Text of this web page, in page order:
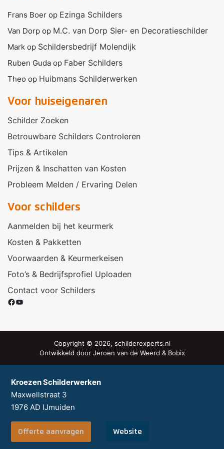
Kroezen Schilderwerken
Maxwellstraat 3
1976 AD IJmuiden
Offerte aanvragen Website
Frans Boer op Ezinga Schilders
Van Dorp op M.C. van Dorp Sier- en Decoratieschilder
Mark op Schildersbedrijf Molendijk
Ruben Guda op Faber Schilders
Theo op Huibmans Schilderwerken
Voor huiseigenaren
Schilder Zoeken
Betrouwbare Schilders Controleren
Tips & Artikelen
Prijzen & Inschatten van Kosten
Probleem Melden / Ervaring Delen
Voor schilders
Aanmelden bij het keurmerk
Kosten & Pakketten
Voorwaarden & Keurmerkeisen
Foto’s & Bedrijfsprofiel Uploaden
Contact voor Schilders
Facebook
YouTube
Copyright © 2026, schilderexperts.nl
Ontwikkeld door Jeroen van de Weerd & Bobix